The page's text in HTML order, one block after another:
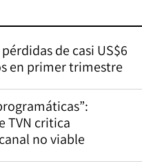
de casi US$6
en primer trimestre
TVN critica
no viable